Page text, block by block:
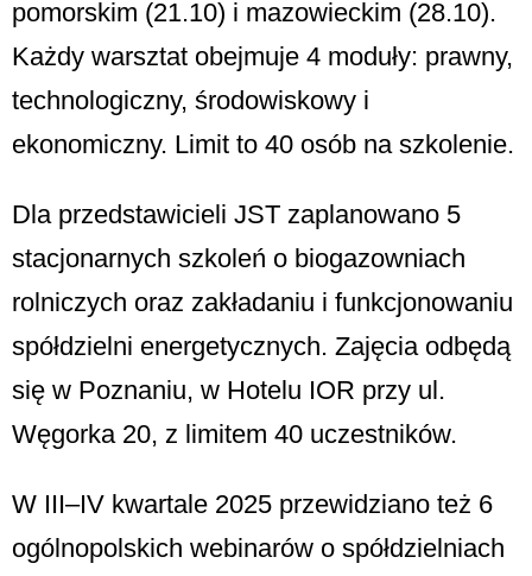
pomorskim (21.10) i mazowieckim (28.10).
Każdy warsztat obejmuje 4 moduły: prawny,
technologiczny, środowiskowy i
ekonomiczny. Limit to 40 osób na szkolenie.
Dla przedstawicieli JST zaplanowano 5
stacjonarnych szkoleń o biogazowniach
rolniczych oraz zakładaniu i funkcjonowaniu
spółdzielni energetycznych. Zajęcia odbędą
się w Poznaniu, w Hotelu IOR przy ul.
Węgorka 20, z limitem 40 uczestników.
W III–IV kwartale 2025 przewidziano też 6
ogólnopolskich webinarów o spółdzielniach